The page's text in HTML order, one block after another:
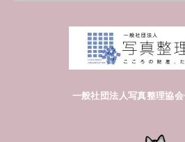
一般社団法人写真整理協